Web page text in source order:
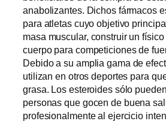
anabolizantes. Dichos fármacos
para atletas cuyo objetivo
masa muscular, construir un físico
cuerpo para competiciones de
Debido a su amplia gama de
utilizan en otros deportes para
grasa. Los esteroides sólo
personas que gocen de buena
profesionalmente al ejercicio